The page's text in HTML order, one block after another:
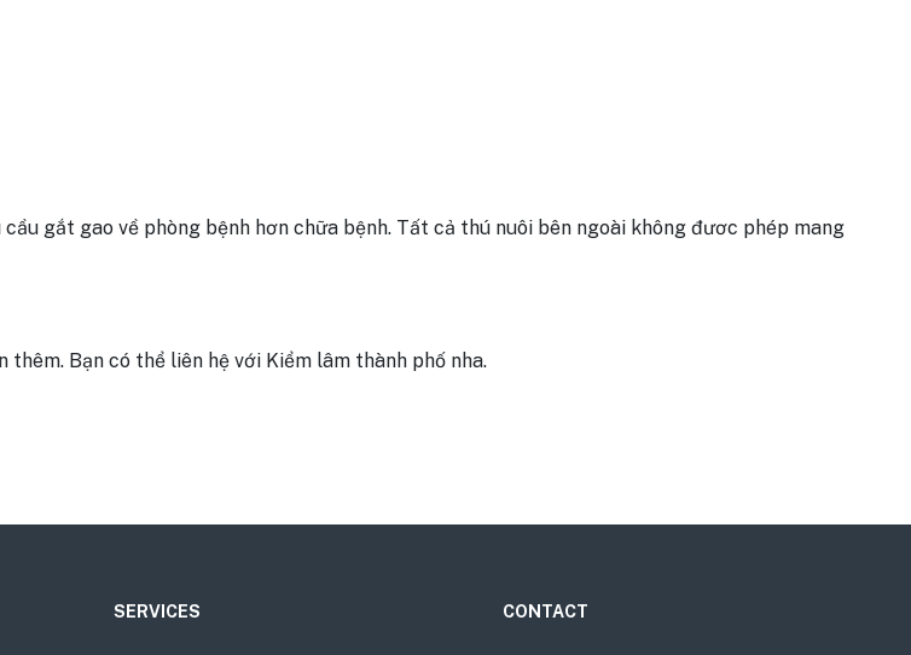
gắt gao về phòng bệnh hơn chữa bệnh. Tất cả thú nuôi bên ngoài không đươc phép mang
Bạn có thể liên hệ với Kiểm lâm thành phố nha.
SERVICES CONTACT